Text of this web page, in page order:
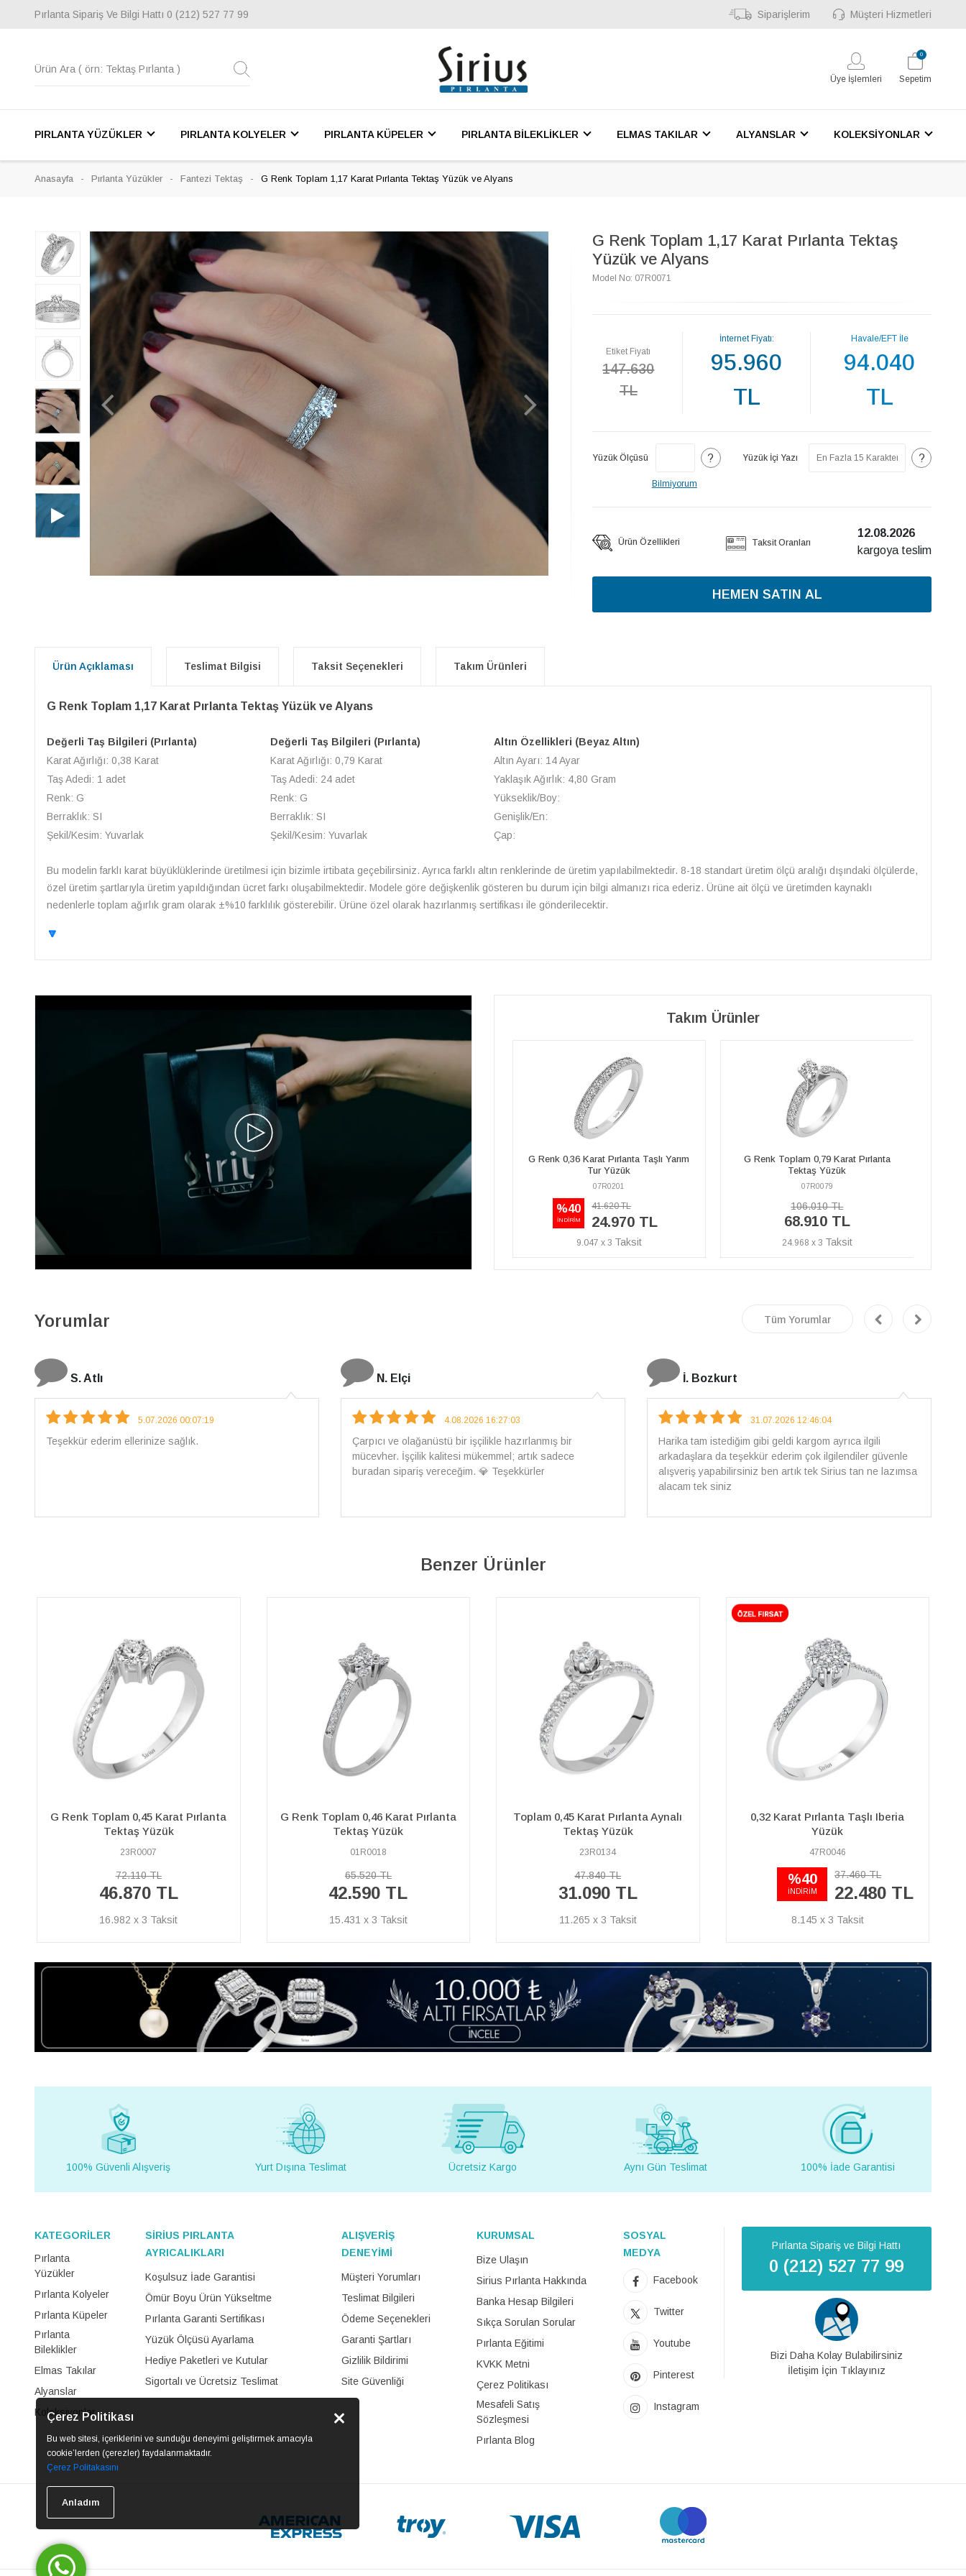
Çerez Politikası
Bu web sitesi, içeriklerini ve sunduğu deneyimi geliştirmek amacıyla
cookie’lerden (çerezler) faydalanmaktadır.
Çerez Politakasını
Anladım
Pırlanta Sipariş Ve Bilgi Hattı 0 (212) 527 77 99 Siparişlerim Müşteri Hizmetleri
Üye İşlemleri Sepetim
0
PIRLANTA YÜZÜKLER PIRLANTA KOLYELER PIRLANTA KÜPELER PIRLANTA BİLEKLİKLER ELMAS TAKILAR ALYANSLAR KOLEKSİYONLAR
Anasayfa Pırlanta Yüzükler Fantezi Tektaş G Renk Toplam 1,17 Karat Pırlanta Tektaş Yüzük ve Alyans
G Renk Toplam 1,17 Karat Pırlanta Tektaş
Yüzük ve Alyans
Model No: 07R0071
Etiket Fiyatı
147.630
TL
İnternet Fiyatı:
95.960
TL
Havale/EFT İle
94.040
TL
Yüzük Ölçüsü ?
Bilmiyorum
Yüzük İçi Yazı ?
Ürün Özellikleri Taksit Oranları
12.08.2026
kargoya teslim
HEMEN SATIN AL
Ürün Açıklaması Teslimat Bilgisi Taksit Seçenekleri Takım Ürünleri
G Renk Toplam 1,17 Karat Pırlanta Tektaş Yüzük ve Alyans
Değerli Taş Bilgileri (Pırlanta)
Karat Ağırlığı: 0,38 Karat
Taş Adedi: 1 adet
Renk: G
Berraklık: SI
Şekil/Kesim: Yuvarlak
Değerli Taş Bilgileri (Pırlanta)
Karat Ağırlığı: 0,79 Karat
Taş Adedi: 24 adet
Renk: G
Berraklık: SI
Şekil/Kesim: Yuvarlak
Altın Özellikleri (Beyaz Altın)
Altın Ayarı: 14 Ayar
Yaklaşık Ağırlık: 4,80 Gram
Yükseklik/Boy:
Genişlik/En:
Çap:
Bu modelin farklı karat büyüklüklerinde üretilmesi için bizimle irtibata geçebilirsiniz. Ayrıca farklı altın renklerinde de üretim yapılabilmektedir. 8-18 standart üretim ölçü aralığı dışındaki ölçülerde,
özel üretim şartlarıyla üretim yapıldığından ücret farkı oluşabilmektedir. Modele göre değişkenlik gösteren bu durum için bilgi almanızı rica ederiz. Ürüne ait ölçü ve üretimden kaynaklı
nedenlerle toplam ağırlık gram olarak ±%10 farklılık gösterebilir. Ürüne özel olarak hazırlanmış sertifikası ile gönderilecektir.
🔽
Takım Ürünler
G Renk Toplam 0,79 Karat Pırlanta
Tektaş Yüzük
07R0079
G Renk 0,36 Karat Pırlanta Taşlı Yarım
41.620 TL
G Renk Toplam 0,79 Karat Pırlanta
Tektaş Yüzük
07R0079
106.010 TL
68.910 TL
24.968 x 3
G Renk 0,36 Karat Pırlanta Taşlı Yarım
Tur Yüzük
07R0201
İNDİRİM
41.620 TL
24.970 TL
9.047 x 3
Yorumlar Tüm Yorumlar
N. Elçi
4.08.2026 16:27:03
Çarpıcı ve olağanüstü bir işçilikle hazırlanmış bir
İ. Bozkurt
31.07.2026 12:46:04
Harika tam istediğim gibi geldi kargom ayrıca ilgili
arkadaşlara da teşekkür ederim çok ilgilendiler güvenle
alışveriş yapabilirsiniz ben artık tek Sirius tan ne lazımsa
E.T
18.07.2026 12:38:01
Pirlantami teslim alana kadar tüm surecte bilgilendirildim,
güvenli bir alisveris oldu benim icin ve paketleme özenle
yapilmisti sorunsuz bir sekilde pirlantami takiyorum. Yeni
alisveris adresim artik belli.🤩 Tesekkurler Sirius
Benzer Ürünler
G Renk Toplam 0,46 Karat Pırlanta
Tektaş Yüzük
01R0018
65.520 TL
42.590 TL
15.431 x 3
Toplam 0,45 Karat Pırlanta Aynalı
Tektaş Yüzük
23R0134
47.840 TL
31.090 TL
11.265 x 3
0,32 Karat Pırlanta Taşlı Iberia
Yüzük
47R0046
%40
İNDİRİM
37.460 TL
22.480 TL
8.145 x 3
F Renk Toplam 0,56 Karat Pırlanta
Tektaş Yüzük
17R0189
120.040 TL
78.020 TL
28.268 x 3
100% Güvenli Alışveriş Yurt Dışına Teslimat Ücretsiz Kargo Aynı Gün Teslimat 100% İade Garantisi
KATEGORİLER
Pırlanta
Yüzükler
Pırlanta Kolyeler
Pırlanta Küpeler
Pırlanta
Bileklikler
Elmas Takılar
Alyanslar
Koleksiyonlar
SİRİUS PIRLANTA
AYRICALIKLARI
Koşulsuz İade Garantisi
Ömür Boyu Ürün Yükseltme
Pırlanta Garanti Sertifikası
Yüzük Ölçüsü Ayarlama
Hediye Paketleri ve Kutular
Sigortalı ve Ücretsiz Teslimat
ALIŞVERİŞ
DENEYİMİ
Müşteri Yorumları
Teslimat Bilgileri
Ödeme Seçenekleri
Garanti Şartları
Gizlilik Bildirimi
Site Güvenliği
KURUMSAL
Bize Ulaşın
Sirius Pırlanta Hakkında
Banka Hesap Bilgileri
Sıkça Sorulan Sorular
Pırlanta Eğitimi
KVKK Metni
Çerez Politikası
Mesafeli Satış
Sözleşmesi
Pırlanta Blog
SOSYAL
MEDYA
Facebook
Twitter
Youtube
Pinterest
Instagram
Pırlanta Sipariş ve Bilgi Hattı
0 (212) 527 77 99
Bizi Daha Kolay Bulabilirsiniz
İletişim İçin Tıklayınız